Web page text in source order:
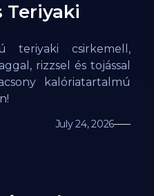
Teriyaki
teriyaki csirkemell,
rizzsel és tojással
kalóriatartalmú
July 24, 2026